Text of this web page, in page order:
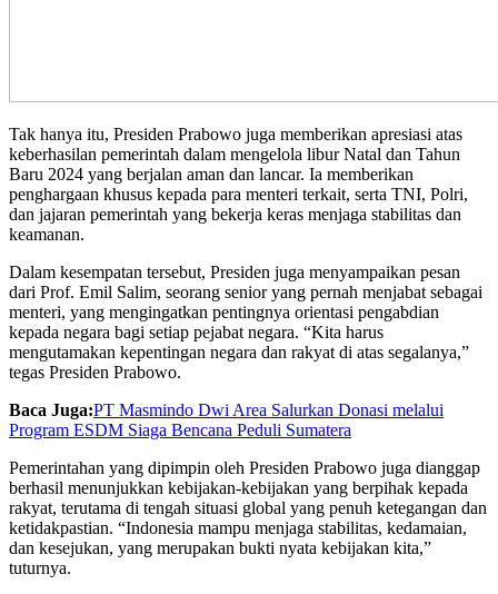
Tak hanya itu, Presiden Prabowo juga memberikan apresiasi atas
keberhasilan pemerintah dalam mengelola libur Natal dan Tahun
Baru 2024 yang berjalan aman dan lancar. Ia memberikan
penghargaan khusus kepada para menteri terkait, serta TNI, Polri,
dan jajaran pemerintah yang bekerja keras menjaga stabilitas dan
keamanan.
Dalam kesempatan tersebut, Presiden juga menyampaikan pesan
dari Prof. Emil Salim, seorang senior yang pernah menjabat sebagai
menteri, yang mengingatkan pentingnya orientasi pengabdian
kepada negara bagi setiap pejabat negara. “Kita harus
mengutamakan kepentingan negara dan rakyat di atas segalanya,”
tegas Presiden Prabowo.
Baca Juga:PT Masmindo Dwi Area Salurkan Donasi melalui
Program ESDM Siaga Bencana Peduli Sumatera
Pemerintahan yang dipimpin oleh Presiden Prabowo juga dianggap
berhasil menunjukkan kebijakan-kebijakan yang berpihak kepada
rakyat, terutama di tengah situasi global yang penuh ketegangan dan
ketidakpastian. “Indonesia mampu menjaga stabilitas, kedamaian,
dan kesejukan, yang merupakan bukti nyata kebijakan kita,”
tuturnya.